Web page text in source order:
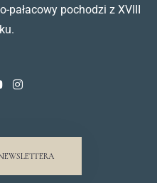
pochodzi z XVIII